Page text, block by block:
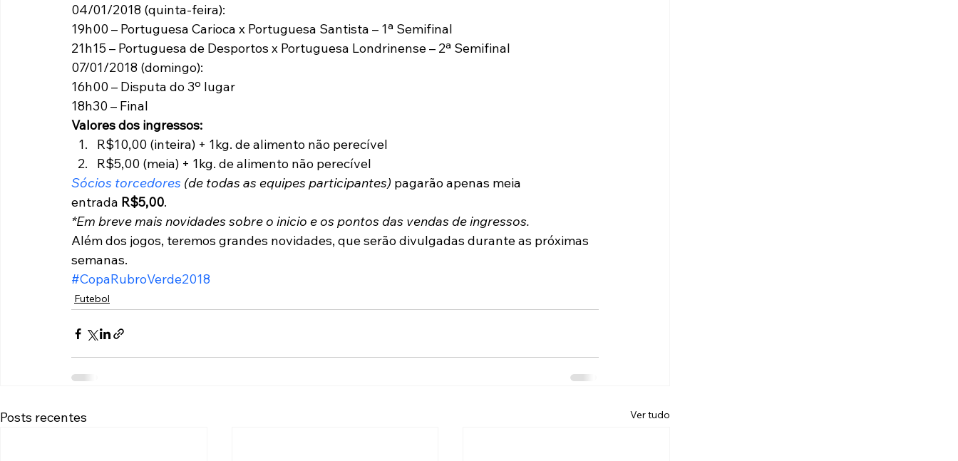
04/01/2018 (quinta-feira):
19h00 – Portuguesa Carioca x Portuguesa Santista – 1ª Semifinal
21h15 – Portuguesa de Desportos x Portuguesa Londrinense – 2ª Semifinal
07/01/2018 (domingo):
16h00 – Disputa do 3º lugar
18h30 – Final
Valores dos ingressos:
R$10,00 (inteira) + 1kg. de alimento não perecível
R$5,00 (meia) + 1kg. de alimento não perecível
Sócios torcedores (de todas as equipes participantes) pagarão apenas meia
entrada R$5,00.
*Em breve mais novidades sobre o inicio e os pontos das vendas de ingressos.
Além dos jogos, teremos grandes novidades, que serão divulgadas durante as próximas
semanas.
#CopaRubroVerde2018
Futebol
Posts recentes Ver tudo